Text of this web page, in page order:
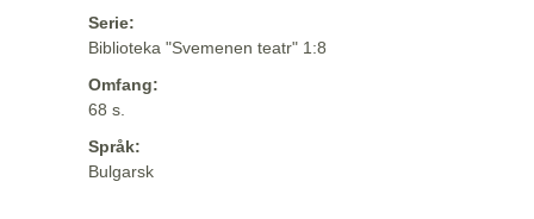
Serie:
Biblioteka "Svemenen teatr" 1:8
Omfang:
68 s.
Språk:
Bulgarsk